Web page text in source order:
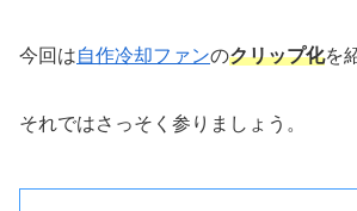
今回は自作冷却ファンのクリップ化を
それではさっそく参りましょう。